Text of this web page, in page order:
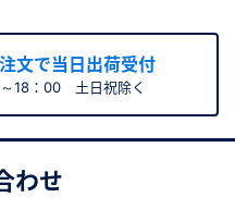
文で当日出荷受付
18：00 土日祝除く
わせ